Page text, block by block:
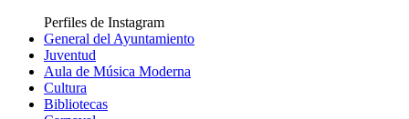
Perfiles de Instagram
General del Ayuntamiento
Juventud
Aula de Música Moderna
Cultura
Bibliotecas